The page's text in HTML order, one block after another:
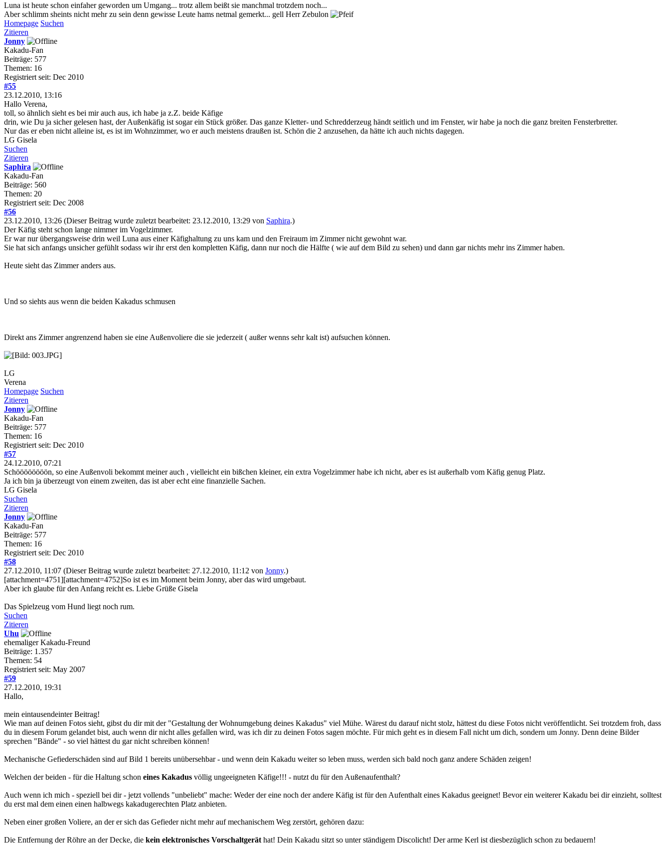
Luna ist heute schon einfaher geworden um Umgang... trotz allem beißt sie manchmal trotzdem noch...
Aber schlimm sheints nicht mehr zu sein denn gewisse Leute hams netmal gemerkt... gell Herr Zebulon
Homepage Suchen
Zitieren
Jonny
Kakadu-Fan
Beiträge: 577
Themen: 16
Registriert seit: Dec 2010
#55
23.12.2010, 13:16
Hallo Verena,
toll, so ähnlich sieht es bei mir auch aus, ich habe ja z.Z. beide Käfige
drin, wie Du ja sicher gelesen hast, der Außenkäfig ist sogar ein Stück größer. Das ganze Kletter- und Schredderzeug händt seitlich und im Fenster, wir habe ja noch die ganz breiten Fensterbretter.
Nur das er eben nicht alleine ist, es ist im Wohnzimmer, wo er auch meistens draußen ist. Schön die 2 anzusehen, da hätte ich auch nichts dagegen.
LG Gisela
Suchen
Zitieren
Saphira
Kakadu-Fan
Beiträge: 560
Themen: 20
Registriert seit: Dec 2008
#56
23.12.2010, 13:26 (Dieser Beitrag wurde zuletzt bearbeitet: 23.12.2010, 13:29 von Saphira.)
Der Käfig steht schon lange nimmer im Vogelzimmer.
Er war nur übergangsweise drin weil Luna aus einer Käfighaltung zu uns kam und den Freiraum im Zimmer nicht gewohnt war.
Sie hat sich anfangs unsicher gefühlt sodass wir ihr erst den kompletten Käfig, dann nur noch die Hälfte ( wie auf dem Bild zu sehen) und dann gar nichts mehr ins Zimmer haben.
Heute sieht das Zimmer anders aus.
Und so siehts aus wenn die beiden Kakadus schmusen
Direkt ans Zimmer angrenzend haben sie eine Außenvoliere die sie jederzeit ( außer wenns sehr kalt ist) aufsuchen können.
LG
Verena
Homepage Suchen
Zitieren
Jonny
Kakadu-Fan
Beiträge: 577
Themen: 16
Registriert seit: Dec 2010
#57
24.12.2010, 07:21
Schöööööööön, so eine Außenvoli bekommt meiner auch , vielleicht ein bißchen kleiner, ein extra Vogelzimmer habe ich nicht, aber es ist außerhalb vom Käfig genug Platz.
Ja ich bin ja überzeugt von einem zweiten, das ist aber echt eine finanzielle Sachen.
LG Gisela
Suchen
Zitieren
Jonny
Kakadu-Fan
Beiträge: 577
Themen: 16
Registriert seit: Dec 2010
#58
27.12.2010, 11:07 (Dieser Beitrag wurde zuletzt bearbeitet: 27.12.2010, 11:12 von Jonny.)
[attachment=4751][attachment=4752]So ist es im Moment beim Jonny, aber das wird umgebaut.
Aber ich glaube für den Anfang reicht es. Liebe Grüße Gisela
Das Spielzeug vom Hund liegt noch rum.
Suchen
Zitieren
Uhu
ehemaliger Kakadu-Freund
Beiträge: 1.357
Themen: 54
Registriert seit: May 2007
#59
27.12.2010, 19:31
Hallo,
mein eintausendeinter Beitrag!
Wie man auf deinen Fotos sieht, gibst du dir mit der "Gestaltung der Wohnumgebung deines Kakadus" viel Mühe. Wärest du darauf nicht stolz, hättest du diese Fotos nicht veröffentlicht. Sei trotzdem froh, dass
du in diesem Forum gelandet bist, auch wenn dir nicht alles gefallen wird, was ich dir zu deinen Fotos sagen möchte. Für mich geht es in diesem Fall nicht um dich, sondern um Jonny. Denn deine Bilder
sprechen "Bände" - so viel hättest du gar nicht schreiben können!
Mechanische Gefiederschäden sind auf Bild 1 bereits unübersehbar - und wenn dein Kakadu weiter so leben muss, werden sich bald noch ganz andere Schäden zeigen!
Welchen der beiden - für die Haltung schon eines Kakadus völlig ungeeigneten Käfige!!! - nutzt du für den Außenaufenthalt?
Auch wenn ich mich - speziell bei dir - jetzt vollends "unbeliebt" mache: Weder der eine noch der andere Käfig ist für den Aufenthalt eines Kakadus geeignet! Bevor ein weiterer Kakadu bei dir einzieht, solltest
du erst mal dem einen einen halbwegs kakadugerechten Platz anbieten.
Neben einer großen Voliere, an der er sich das Gefieder nicht mehr auf mechanischem Weg zerstört, gehören dazu:
Die Entfernung der Röhre an der Decke, die kein elektronisches Vorschaltgerät hat! Dein Kakadu sitzt so unter ständigem Discolicht! Der arme Kerl ist diesbezüglich schon zu bedauern!